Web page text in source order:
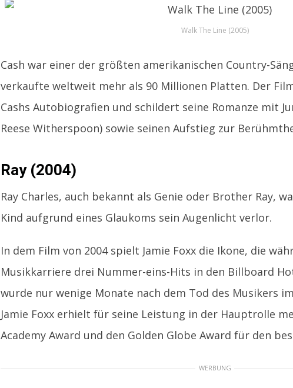
Walk The Line (2005)
Cash war einer der größten amerikanischen Country-
verkaufte weltweit mehr als 90 Millionen Platten. Der
Cashs Autobiografien und schildert seine Romanze mit
Reese Witherspoon) sowie seinen Aufstieg zur
Ray (2004)
Ray Charles, auch bekannt als Genie oder Brother Ray,
Kind aufgrund eines Glaukoms sein Augenlicht verlor.
In dem Film von 2004 spielt Jamie Foxx die Ikone, die
Musikkarriere drei Nummer-eins-Hits in den Billboard
wurde nur wenige Monate nach dem Tod des Musikers
Jamie Foxx erhielt für seine Leistung in der Hauptrolle
Academy Award und den Golden Globe Award für den
WERBUNG